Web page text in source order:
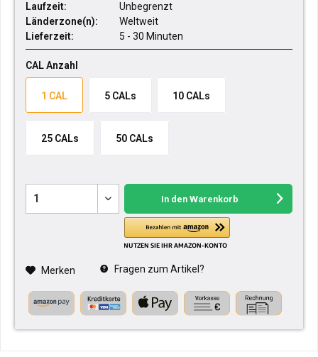
Laufzeit:
Unbegrenzt
Länderzone(n):
Weltweit
Lieferzeit:
5 - 30 Minuten
CAL Anzahl
1 CAL 5 CALs 10 CALs
25 CALs 50 CALs
In den Warenkorb
Merken Fragen zum Artikel?